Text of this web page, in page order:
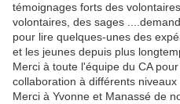
témoignages forts des
volontaires, des sages
pour lire quelques-unes des
et les jeunes depuis plus
Merci à toute l'équipe du CA
collaboration à différents niveaux
Merci à Yvonne et Manassé de